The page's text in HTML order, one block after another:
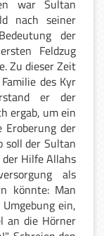
war Sultan
nach seiner
der
Feldzug
Zu dieser Zeit
des Kyr
er der
ergab, um ein
Eroberung der
soll der Sultan
Hilfe Allahs
als
könnte: Man
ein,
an die Hörner